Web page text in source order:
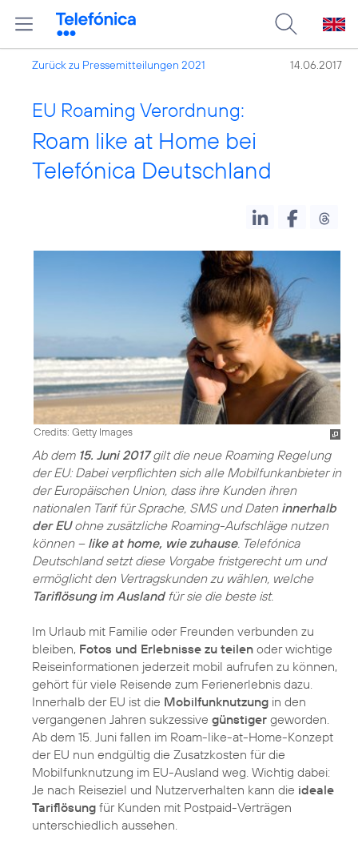
Zurück zu Pressemitteilungen 2021 14.06.2017
EU Roaming Verordnung:
Roam like at Home bei
Telefónica Deutschland
Credits: Getty Images
Ab dem 15. Juni 2017gilt die neue Roaming Regelung
der EU: Dabei verpflichten sich alle Mobilfunkanbieter in
der Europäischen Union, dass ihre Kunden ihren
nationalen Tarif für Sprache, SMS und Daten innerhalb
der EUohne zusätzliche Roaming-Aufschläge nutzen
können – like at home, wie zuhause. Telefónica
Deutschland setzt diese Vorgabe fristgerecht um und
ermöglicht den Vertragskunden zu wählen, welche
Tariflösung im Auslandfür sie die beste ist.
Im Urlaub mit Familie oder Freunden verbunden zu
bleiben, Fotos und Erlebnisse zu teilen oder wichtige
Reiseinformationen jederzeit mobil aufrufen zu können,
gehört für viele Reisende zum Ferienerlebnis dazu.
Innerhalb der EU ist die Mobilfunknutzung in den
vergangenen Jahren sukzessive günstiger geworden.
Ab dem 15. Juni fallen im Roam-like-at-Home-Konzept
der EU nun endgültig die Zusatzkosten für die
Mobilfunknutzung im EU-Ausland weg. Wichtig dabei:
Je nach Reiseziel und Nutzerverhalten kann die ideale
Tariflösung für Kunden mit Postpaid-Verträgen
unterschiedlich aussehen.